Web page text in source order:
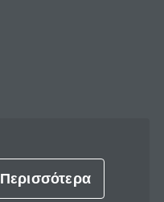
Περισσότερα